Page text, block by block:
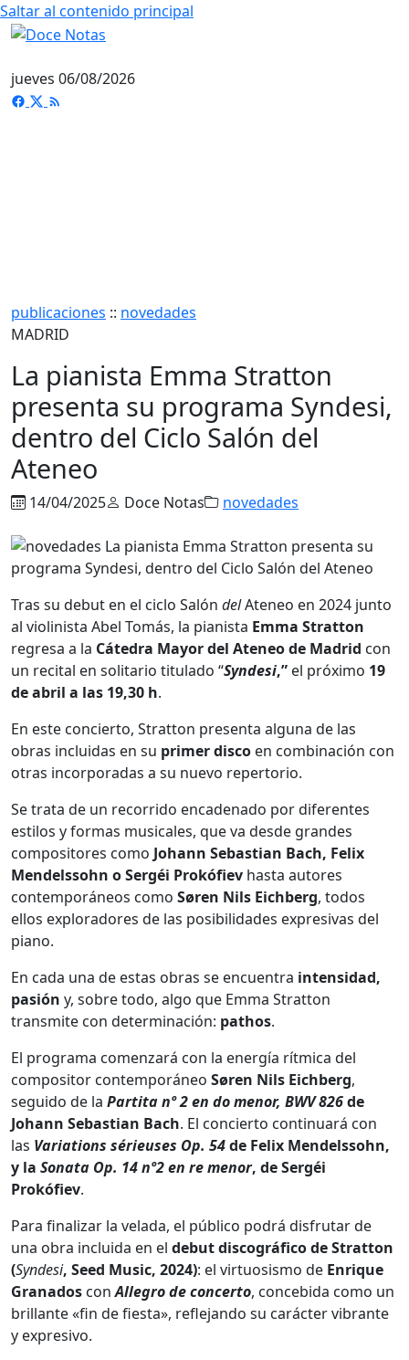
Saltar al contenido principal
jueves 06/08/2026
publicaciones :: novedades
MADRID
La pianista Emma Stratton
presenta su programa Syndesi,
dentro del Ciclo Salón del
Ateneo
14/04/2025 Doce Notas novedades
Tras su debut en el ciclo Salón delAteneo en 2024 junto
al violinista Abel Tomás, la pianista Emma Stratton
regresa a la Cátedra Mayordel Ateneo de Madrid con
un recital en solitario titulado “Syndesi,” el próximo 19
de abril a las 19,30 h.
En este concierto, Stratton presenta alguna de las
obras incluidas en su primer disco en combinación con
otras incorporadas a su nuevo repertorio.
Se trata de un recorrido encadenado por diferentes
estilos y formas musicales, que va desde grandes
compositores como Johann Sebastian Bach, Felix
Mendelssohn o Sergéi Prokófiev hasta autores
contemporáneos como Søren Nils Eichberg, todos
ellos exploradores de las posibilidades expresivas del
piano.
En cada una de estas obras se encuentra intensidad,
pasión y, sobre todo, algo que Emma Stratton
transmite con determinación: pathos.
El programa comenzará con la energía rítmica del
compositor contemporáneo Søren Nils Eichberg,
seguido de la Partitanº 2 en do menor, BWV 826de
Johann Sebastian Bach. El concierto continuará con
las Variations sérieuses Op. 54de Felix Mendelssohn,
y la Sonata Op. 14 nº2 en re menor, de Sergéi
Prokófiev.
Para finalizar la velada, el público podrá disfrutar de
una obra incluida en el debut discográfico de Stratton
(Syndesi, Seed Music, 2024): el virtuosismo de Enrique
Granados conAllegro deconcerto, concebida como un
brillante «fin de fiesta», reflejando su carácter vibrante
y expresivo.